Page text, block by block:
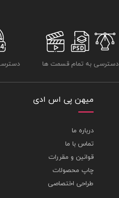
دسترسی به تمام قسمت ها دسترسی 24
میهن پی اس ادی
درباره ما
تماس با ما
قوانین و مقررات
چاپ محصولات
طراحی اختصاصی